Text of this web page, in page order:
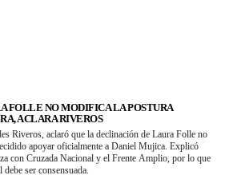
FOLLE NO MODIFICA LA POSTURA
ACLARA RIVEROS
Riveros, aclaró que la declinación de Laura Folle no
apoyar oficialmente a Daniel Mujica. Explicó
con Cruzada Nacional y el Frente Amplio, por lo que
ser consensuada.